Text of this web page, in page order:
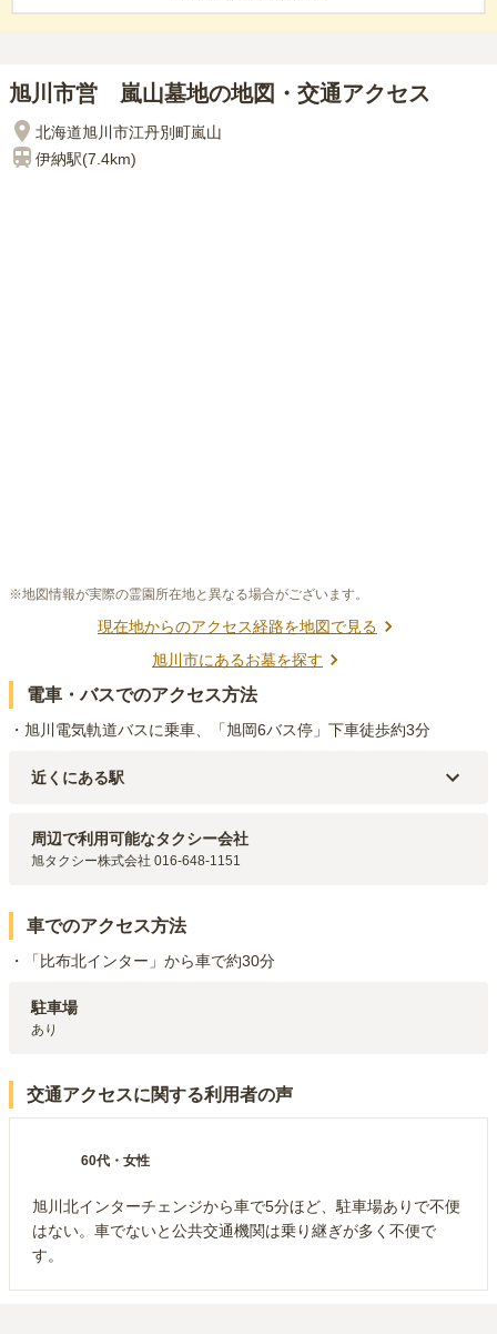
旭川市営 嵐山墓地の地図・交通アクセス
北海道旭川市江丹別町嵐山
伊納駅(7.4km)
※地図情報が実際の霊園所在地と異なる場合がございます。
現在地からのアクセス経路を地図で見る
旭川市にあるお墓を探す
電車・バスでのアクセス方法
・旭川電気軌道バスに乗車、「旭岡6バス停」下車徒歩約3分
近くにある駅
周辺で利用可能なタクシー会社
旭タクシー株式会社 016-648-1151
車でのアクセス方法
・「比布北インター」から車で約30分
駐車場
あり
交通アクセスに関する利用者の声
60代 ・ 女性
旭川北インターチェンジから車で5分ほど、駐車場ありで不便
はない。車でないと公共交通機関は乗り継ぎが多く不便で
す。